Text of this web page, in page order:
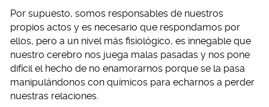
Por supuesto, somos responsables de nuestros
propios actos y es necesario que respondamos por
ellos, pero a un nivel más fisiológico, es innegable que
nuestro cerebro nos juega malas pasadas y nos pone
difícil el hecho de no enamorarnos porque se la pasa
manipulándonos con químicos para echarnos a perder
nuestras relaciones.